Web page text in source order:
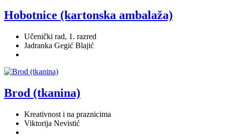
Hobotnice (kartonska ambalaža)
Učenički rad, 1. razred
Jadranka Gegić Blajić
Brod (tkanina)
Kreativnost i na praznicima
Viktorija Nevistić